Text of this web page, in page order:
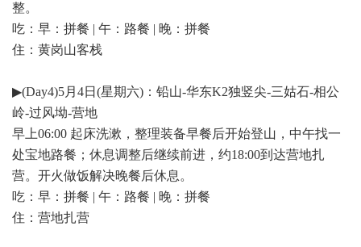
整。
吃：早：拼餐 | 午：路餐 | 晚：拼餐
住：黄岗山客栈
▶(Day4)5月4日(星期六)：铅山-华东K2独竖尖-三姑石-相公
岭-过风坳-营地
早上06:00 起床洗漱，整理装备早餐后开始登山，中午找一
处宝地路餐；休息调整后继续前进，约18:00到达营地扎
营。开火做饭解决晚餐后休息。
吃：早：拼餐 | 午：路餐 | 晚：拼餐
住：营地扎营